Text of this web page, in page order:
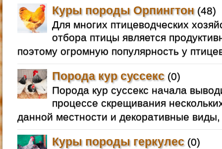
Куры породы Орпингтон(48)
Для многих птицеводческих
отбора птицы является
поэтому огромную популярность у
Порода кур суссекс(0)
Порода кур суссекс начала
процессе скрещивания
данной местности и декоративные
Куры породы геркулес(0)